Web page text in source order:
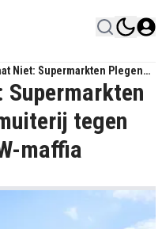
Niet: Supermarkten Plegen
Tegen Peperdure VNO-
Supermarkten
tegen
maffia